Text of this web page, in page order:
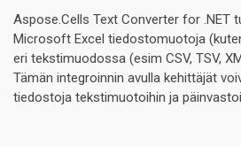
Aspose.Cells Text Converter for .NET
Microsoft Excel tiedostomuotoja
eri tekstimuodossa (esim CSV, TSV,
Tämän integroinnin avulla kehittäjät
tiedostoja tekstimuotoihin ja